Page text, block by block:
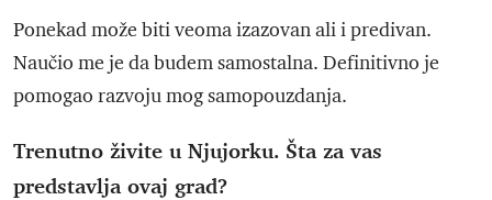
Ponekad može biti veoma izazovan ali i predivan.
Naučio me je da budem samostalna. Definitivno je
pomogao razvoju mog samopouzdanja.
Trenutno živite u Njujorku. Šta za vas
predstavlja ovaj grad?